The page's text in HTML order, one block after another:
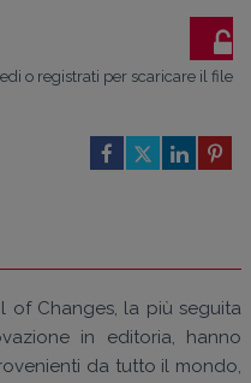
o registrati per scaricare il file
of Changes, la più seguita
in editoria, hanno
da tutto il mondo,